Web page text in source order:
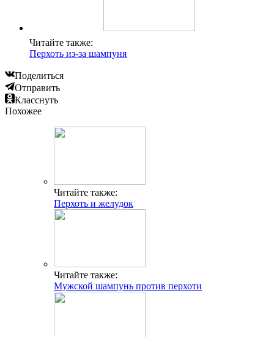
Читайте также:
Перхоть из-за шампуня
Поделиться
Отправить
Класснуть
Похожее
Читайте также:
Перхоть и желудок
Читайте также:
Мужской шампунь против перхоти